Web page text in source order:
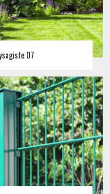
07